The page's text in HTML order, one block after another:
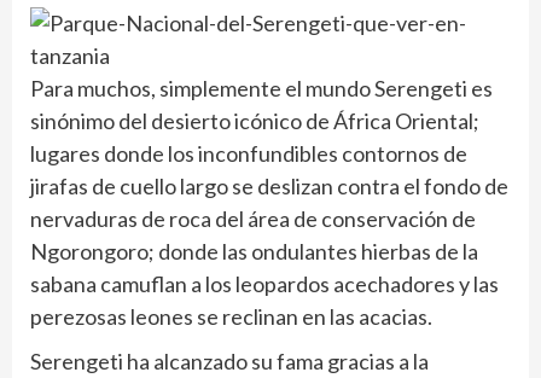
Para muchos, simplemente el mundo Serengeti es
sinónimo del desierto icónico de África Oriental;
lugares donde los inconfundibles contornos de
jirafas de cuello largo se deslizan contra el fondo de
nervaduras de roca del área de conservación de
Ngorongoro; donde las ondulantes hierbas de la
sabana camuflan a los leopardos acechadores y las
perezosas leones se reclinan en las acacias.
Serengeti ha alcanzado su fama gracias a la